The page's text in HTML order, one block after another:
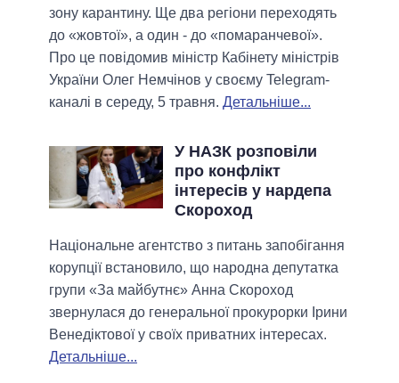
зону карантину. Ще два регіони переходять
до «жовтої», а один - до «помаранчевої».
Про це повідомив міністр Кабінету міністрів
України Олег Немчінов у своєму Telegram-
каналі в середу, 5 травня. Детальніше...
У НАЗК розповіли
про конфлікт
інтересів у нардепа
Скороход
Національне агентство з питань запобігання
корупції встановило, що народна депутатка
групи «За майбутнє» Анна Скороход
звернулася до генеральної прокурорки Ірини
Венедіктової у своїх приватних інтересах.
Детальніше...